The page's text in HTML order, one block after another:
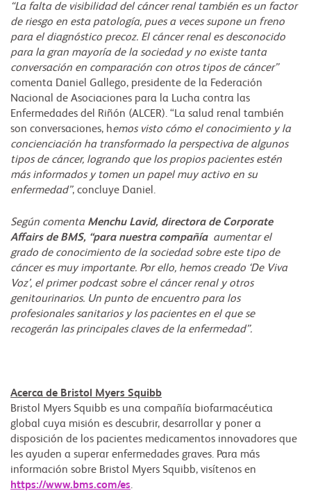
“La falta de visibilidad del cáncer renal también es un factor
de riesgo en esta patología, pues a veces supone un freno
para el diagnóstico precoz. El cáncer renal es desconocido
para la gran mayoría de la sociedad y no existe tanta
conversación en comparación con otros tipos de cáncer”
comenta Daniel Gallego, presidente de la Federación
Nacional de Asociaciones para la Lucha contra las
Enfermedades del Riñón (ALCER). “La salud renal también
son conversaciones, hemos visto cómo el conocimiento y la
concienciación ha transformado la perspectiva de algunos
tipos de cáncer, logrando que los propios pacientes estén
más informados y tomen un papel muy activo en su
enfermedad”, concluye Daniel.
Según comenta Menchu Lavid, directora de Corporate
Affairs de BMS, “para nuestra compañía aumentar el
grado de conocimiento de la sociedad sobre este tipo de
cáncer es muy importante. Por ello, hemos creado ‘De Viva
Voz’, el primer podcast sobre el cáncer renal y otros
genitourinarios. Un punto de encuentro para los
profesionales sanitarios y los pacientes en el que se
recogerán las principales claves de la enfermedad”.
Acerca de Bristol Myers Squibb
Bristol Myers Squibb es una compañía biofarmacéutica
global cuya misión es descubrir, desarrollar y poner a
disposición de los pacientes medicamentos innovadores que
les ayuden a superar enfermedades graves. Para más
información sobre Bristol Myers Squibb, visítenos en
https://www.bms.com/es.